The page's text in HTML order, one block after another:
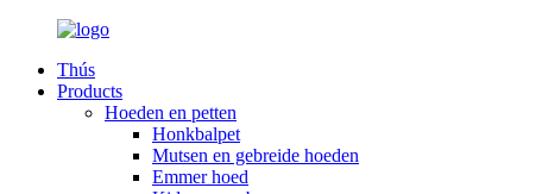
Thús
Products
Hoeden en petten
Honkbalpet
Mutsen en gebreide hoeden
Emmer hoed